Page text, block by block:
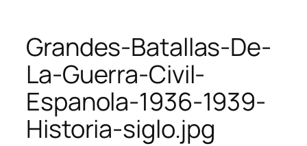
Grandes-Batallas-De-
La-Guerra-Civil-
Espanola-1936-1939-
Historia-siglo.jpg